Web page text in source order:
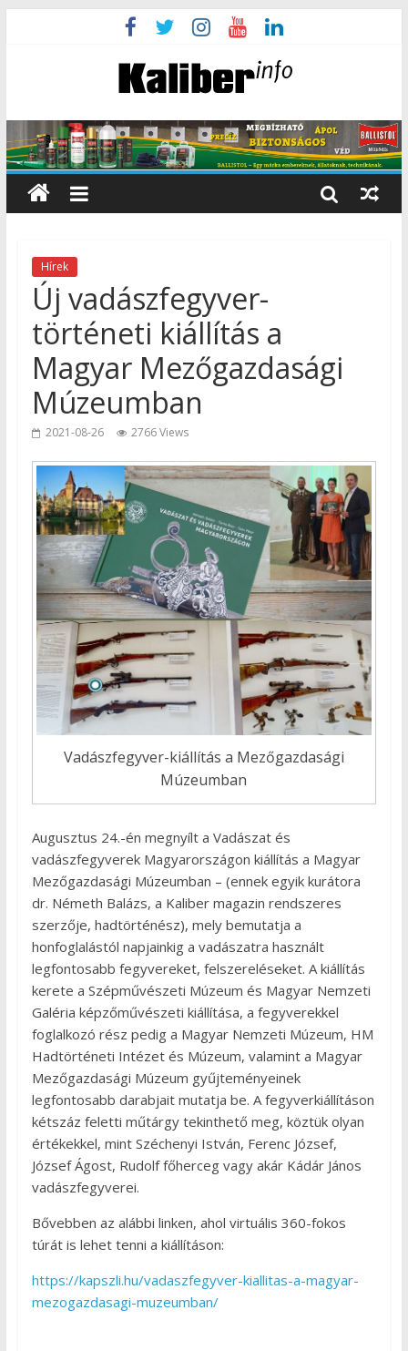
Hírek
Új vadászfegyver-
történeti kiállítás a
Magyar Mezőgazdasági
Múzeumban
2021-08-26 2766 Views
Vadászfegyver-kiállítás a Mezőgazdasági
Múzeumban
Augusztus 24.-én megnyílt a Vadászat és
vadászfegyverek Magyarországon kiállítás a Magyar
Mezőgazdasági Múzeumban – (ennek egyik kurátora
dr. Németh Balázs, a Kaliber magazin rendszeres
szerzője, hadtörténész), mely bemutatja a
honfoglalástól napjainkig a vadászatra használt
legfontosabb fegyvereket, felszereléseket. A kiállítás
kerete a Szépművészeti Múzeum és Magyar Nemzeti
Galéria képzőművészeti kiállítása, a fegyverekkel
foglalkozó rész pedig a Magyar Nemzeti Múzeum, HM
Hadtörténeti Intézet és Múzeum, valamint a Magyar
Mezőgazdasági Múzeum gyűjteményeinek
legfontosabb darabjait mutatja be. A fegyverkiállításon
kétszáz feletti műtárgy tekinthető meg, köztük olyan
értékekkel, mint Széchenyi István, Ferenc József,
József Ágost, Rudolf főherceg vagy akár Kádár János
vadászfegyverei.
Bővebben az alábbi linken, ahol virtuális 360-fokos
túrát is lehet tenni a kiállításon:
https://kapszli.hu/vadaszfegyver-kiallitas-a-magyar-
mezogazdasagi-muzeumban/